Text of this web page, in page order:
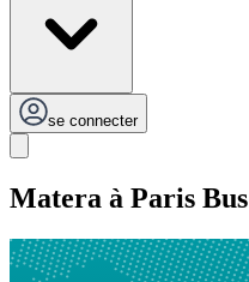
se connecter
Matera à Paris Bus